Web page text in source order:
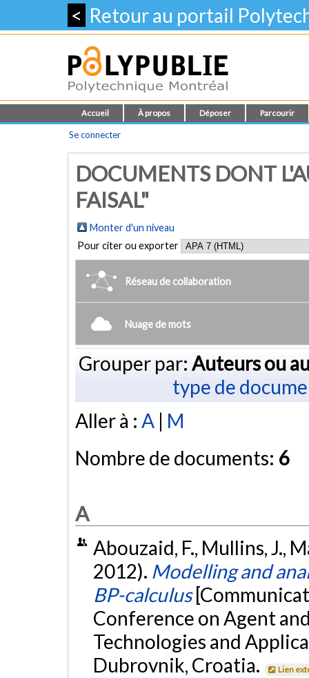
< Retour au portail
Accueil À propos Déposer Parcourir
Se connecter
DOCUMENTS DONT
FAISAL"
Monter d'un niveau
Pour citer ou exporter
Réseau de collaboration
Nuage de mots
Grouper par: Auteurs ou
type de
Aller à : A | M
Nombre de documents: 6
A
Abouzaid, F., Mullins, J.,
2012). Modelling and
BP-calculus
Conference on Agent
Technologies and
Dubrovnik, Croatia.
Lien